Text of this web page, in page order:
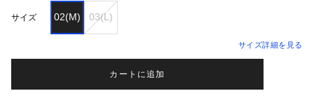
サイズ 02(M) 03(L)
サイズ詳細を見る
カートに追加